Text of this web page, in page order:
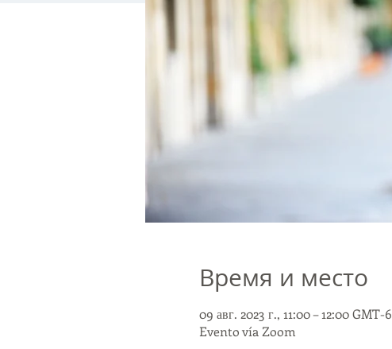
Время и место
09 авг. 2023 г., 11:00 – 12:00 GMT-6
Evento vía Zoom